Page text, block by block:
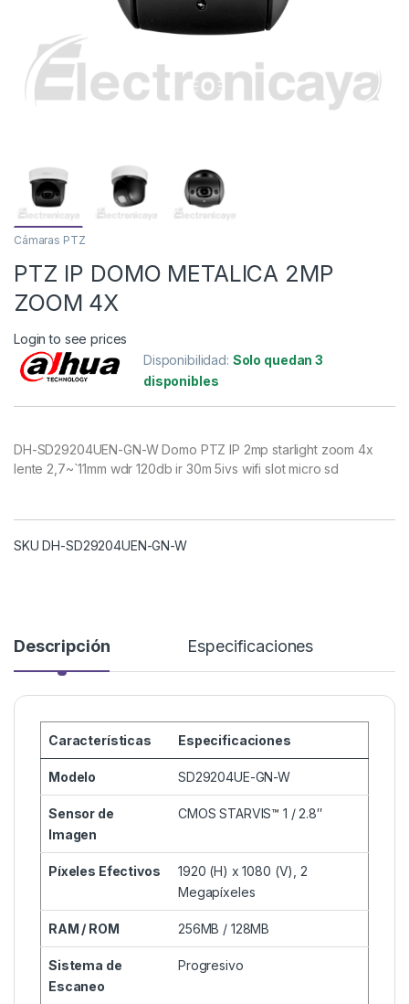
Cámaras PTZ
PTZ IP DOMO METALICA 2MP
ZOOM 4X
Login to see prices
Disponibilidad: Solo quedan 3
disponibles
DH-SD29204UEN-GN-W Domo PTZ IP 2mp starlight zoom 4x
lente 2,7~`11mm wdr 120db ir 30m 5ivs wifi slot micro sd
SKU DH-SD29204UEN-GN-W
Descripción Especificaciones
Características Especificaciones
Modelo SD29204UE-GN-W
Sensor de
Imagen
CMOS STARVIS™ 1 / 2.8″
Píxeles Efectivos
1920 (H) x 1080 (V), 2
Megapíxeles
RAM / ROM 256MB / 128MB
Sistema de
Escaneo
Progresivo